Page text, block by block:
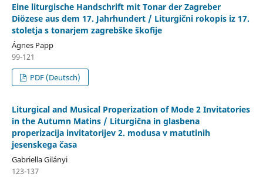
Eine liturgische Handschrift mit Tonar der Zagreber
Diözese aus dem 17. Jahrhundert / Liturgični rokopis iz 17.
stoletja s tonarjem zagrebške škofije
Ágnes Papp
99-121
PDF (Deutsch)
Liturgical and Musical Properization of Mode 2 Invitatories
in the Autumn Matins / Liturgična in glasbena
properizacija invitatorijev 2. modusa v matutinih
jesenskega časa
Gabriella Gilányi
123-137